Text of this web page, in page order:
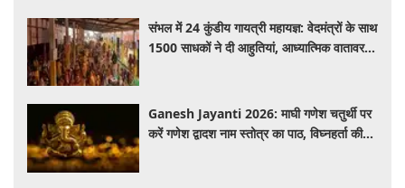
संभल में 24 कुंडीय गायत्री महायज्ञ: वेदमंत्रों के साथ
1500 साधकों ने दी आहुतियां, आध्यात्मिक वातावरण
Ganesh Jayanti 2026: माघी गणेश चतुर्थी पर
करें गणेश द्वादश नाम स्तोत्र का पाठ, विघ्नहर्ता की